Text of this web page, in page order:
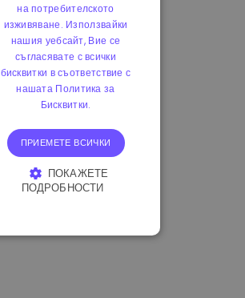
на потребителското
изживяване. Използвайки
нашия уебсайт, Вие се
съгласявате с всички
бисквитки в съответствие с
нашата Политика за
Бисквитки.
ПРИЕМЕТЕ ВСИЧКИ
ПОКАЖЕТЕ
ПОДРОБНОСТИ